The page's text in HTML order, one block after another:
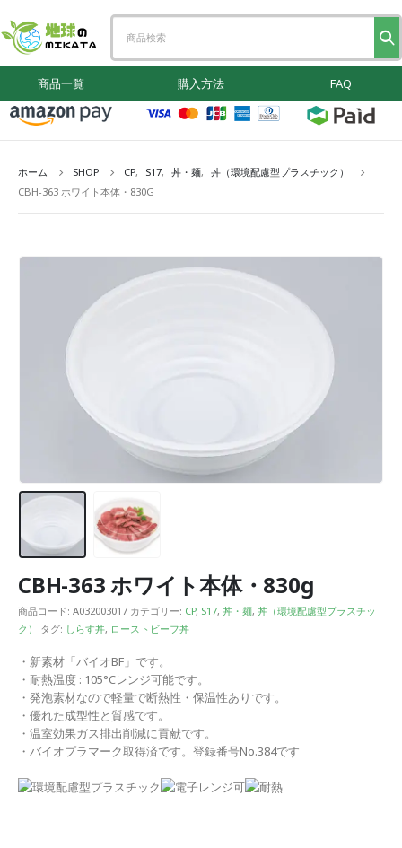
商品一覧 購入方法 FAQ
ホーム SHOP CP, S17, 丼・麺, 丼（環境配慮型プラスチック）
CBH-363 ホワイト本体・830G
CBH-363 ホワイト本体・830g
商品コード: A032003017 カテゴリー: CP, S17, 丼・麺, 丼（環境配慮型プラスチッ
ク）
タグ: しらす丼, ローストビーフ丼
・新素材「バイオBF」です。
・耐熱温度 : 105°Cレンジ可能です。
・発泡素材なので軽量で断熱性・保温性ありです。
・優れた成型性と質感です。
・温室効果ガス排出削減に貢献です。
・バイオプラマーク取得済です。登録番号No.384です